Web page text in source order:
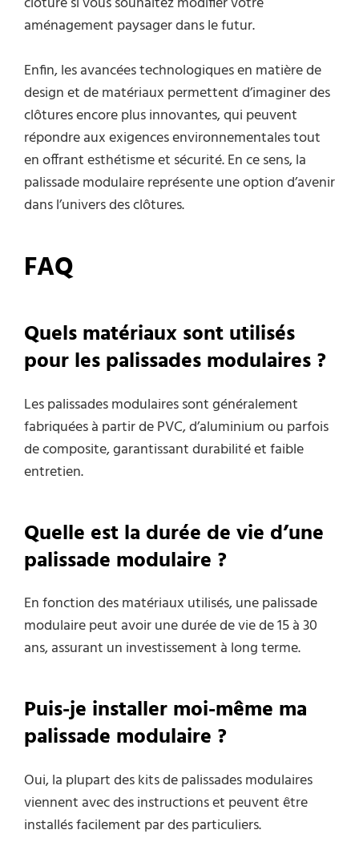
aménagement paysager dans le futur.
Enfin, les avancées technologiques en matière de
design et de matériaux permettent d’imaginer des
clôtures encore plus innovantes, qui peuvent
répondre aux exigences environnementales tout
en offrant esthétisme et sécurité. En ce sens, la
palissade modulaire représente une option d’avenir
dans l’univers des clôtures.
FAQ
Quels matériaux sont utilisés
pour les palissades modulaires ?
Les palissades modulaires sont généralement
fabriquées à partir de PVC, d’aluminium ou parfois
de composite, garantissant durabilité et faible
entretien.
Quelle est la durée de vie d’une
palissade modulaire ?
En fonction des matériaux utilisés, une palissade
modulaire peut avoir une durée de vie de 15 à 30
ans, assurant un investissement à long terme.
Puis-je installer moi-même ma
palissade modulaire ?
Oui, la plupart des kits de palissades modulaires
viennent avec des instructions et peuvent être
installés facilement par des particuliers.